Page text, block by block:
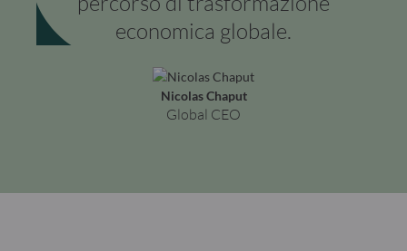
economica globale.
Nicolas Chaput
Global CEO